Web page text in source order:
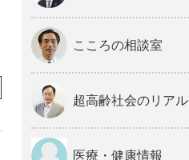
こころの相談室
超高齢社会のリアル
医療・健康情報